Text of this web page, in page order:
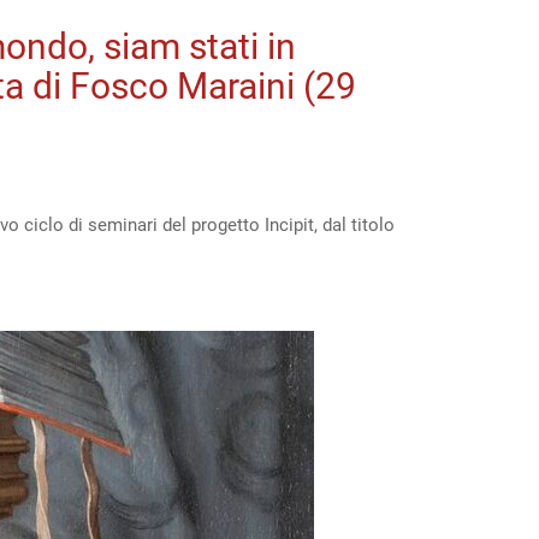
siam stati in
di Fosco Maraini (29
ciclo di seminari del progetto Incipit, dal titolo